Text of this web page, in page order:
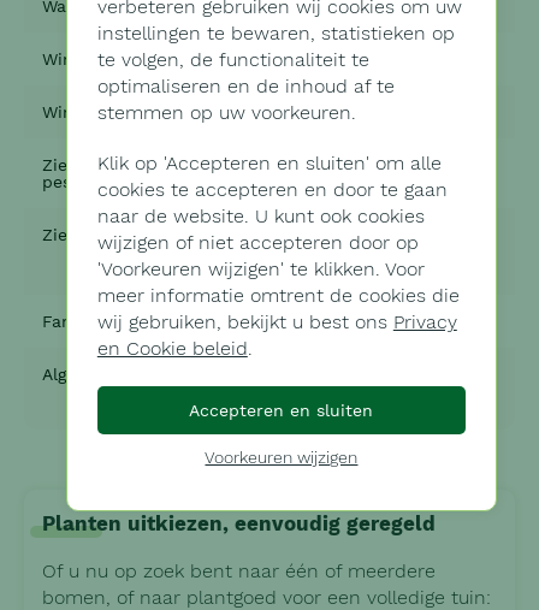
Wanneer volgroeid 20 tot 50 jaar
Wintergroen Nee
Winterhard Ja
Ziektes (Dieren,
pests)
Ja, kan gevoelig zijn voor
bladluizen en rupsen
Ziektes (Plant)
Ja, kan vatbaar zijn voor
bladzilver, bloesemverwelking en
honingschimmel
Familie Rosaceae
Algemene tips
struiken
Planten uitkiezen, eenvoudig geregeld
Of u nu op zoek bent naar één of meerdere
bomen, of naar plantgoed voor een volledige tuin:
verbeteren gebruiken wij cookies om uw
instellingen te bewaren, statistieken op
te volgen, de functionaliteit te
optimaliseren en de inhoud af te
stemmen op uw voorkeuren.
Klik op 'Accepteren en sluiten' om alle
cookies te accepteren en door te gaan
naar de website. U kunt ook cookies
wijzigen of niet accepteren door op
'Voorkeuren wijzigen' te klikken. Voor
meer informatie omtrent de cookies die
wij gebruiken, bekijkt u best ons Privacy
en Cookie beleid.
Accepteren en sluiten
Voorkeuren wijzigen